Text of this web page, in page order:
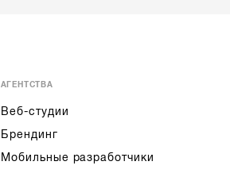
АГЕНТСТВА
Веб-студии
Брендинг
Мобильные разработчики